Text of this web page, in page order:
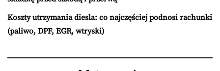
Koszty utrzymania diesla: co najczęściej podnosi rachunki
(paliwo, DPF, EGR, wtryski)